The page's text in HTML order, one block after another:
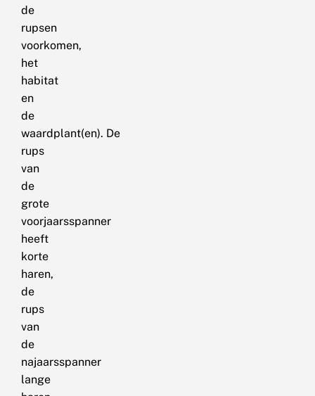
de
rupsen
voorkomen,
het
habitat
en
de
waardplant(en). De
rups
van
de
grote
voorjaarsspanner
heeft
korte
haren,
de
rups
van
de
najaarsspanner
lange